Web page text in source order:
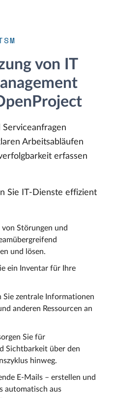
von IT
Serviceanfragen
Arbeitsabläufen
erfassen
Sie IT-Dienste effizient
von Störungen und
und lösen.
ein Inventar für Ihre
Sie zentrale Informationen
anderen Ressourcen an
Sie für
Sichtbarkeit über den
hinweg.
E-Mails – erstellen und
automatisch aus